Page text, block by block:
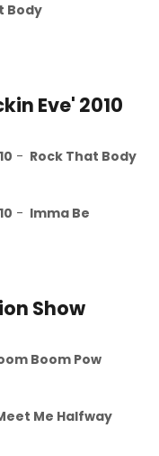
Body
Eve' 2010
- Rock That Body
- Imma Be
Show
Boom Pow
Me Halfway